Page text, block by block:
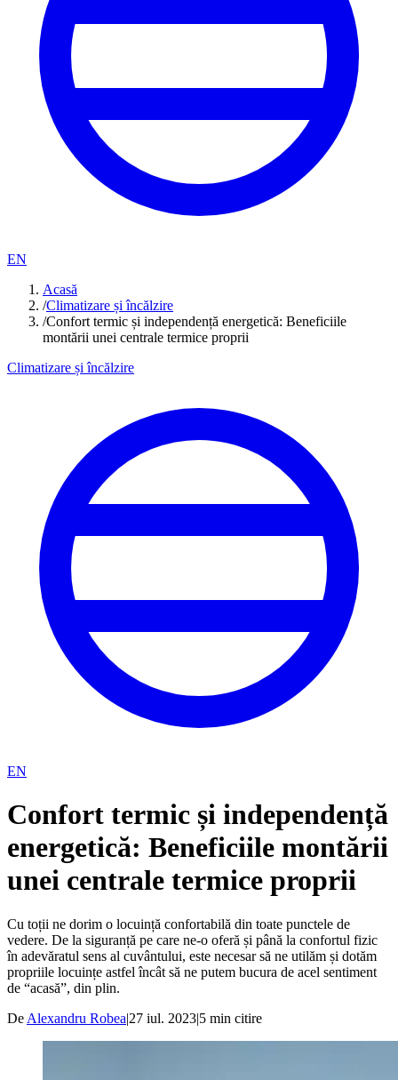
EN
Acasă
/Climatizare și încălzire
/Confort termic și independență energetică: Beneficiile
montării unei centrale termice proprii
Climatizare și încălzire
EN
Confort termic și independență
energetică: Beneficiile montării
unei centrale termice proprii
Cu toții ne dorim o locuință confortabilă din toate punctele de
vedere. De la siguranță pe care ne-o oferă și până la confortul fizic
în adevăratul sens al cuvântului, este necesar să ne utilăm și dotăm
propriile locuințe astfel încât să ne putem bucura de acel sentiment
de “acasă”, din plin.
De Alexandru Robea|27 iul. 2023|5 min citire